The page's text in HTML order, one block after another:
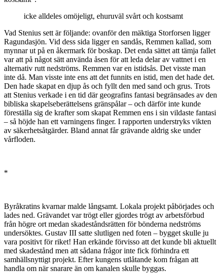
icke alldeles omöjeligt, ehuruväl svårt och kostsamt
Vad Stenius sett är följande: ovanför den mäktiga Storforsen ligger
Ragundasjön. Vid dess sida ligger en sandås, Remmen kallad, som
mynnar ut på en åkermark för boskap. Det enda sättet att tämja fallet
var att på något sätt använda åsen för att leda delar av vattnet i en
alternativ rutt nedströms. Remmen var en istidsås. Det visste man
inte då. Man visste inte ens att det funnits en istid, men det hade det.
Den hade skapat en djup ås och fyllt den med sand och grus. Trots
att Stenius verkade i en tid där geografins fantasi begränsades av den
bibliska skapelseberättelsens gränspålar – och därför inte kunde
föreställa sig de krafter som skapat Remmen ens i sin vildaste fantasi
– så höjde han ett varningens finger. I rapporten understryks vikten
av säkerhetsåtgärder. Bland annat får grävande aldrig ske under
vårfloden.
*
Byråkratins kvarnar malde långsamt. Lokala projekt påbörjades och
lades ned. Grävandet var trögt eller gjordes trögt av arbetsförbud
från högre ort medan skadeståndsrätten för bönderna nedströms
undersöktes. Gustav III satte slutligen ned foten – bygget skulle ju
vara positivt för riket! Han erkände förvisso att det kunde bli aktuellt
med skadestånd men att sådana frågor inte fick förhindra ett
samhällsnyttigt projekt. Efter kungens utlåtande kom frågan att
handla om när snarare än om kanalen skulle byggas.